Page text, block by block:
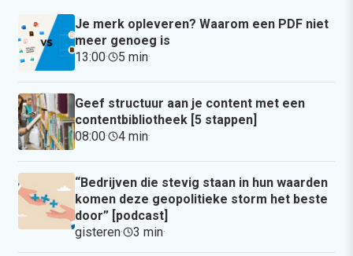
Je merk opleveren? Waarom een PDF niet
meer genoeg is
13:00· 5 min·
Geef structuur aan je content met een
contentbibliotheek [5 stappen]
08:00· 4 min·
“Bedrijven die stevig staan in hun waarden
komen deze geopolitieke storm het beste
door” [podcast]
gisteren· 3 min·